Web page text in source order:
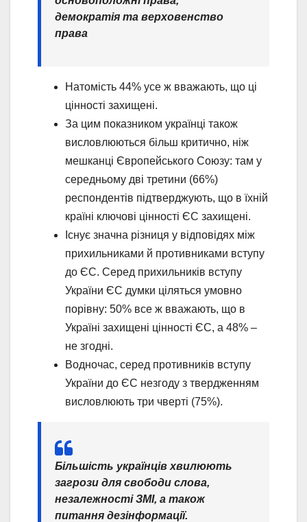
демократія та верховенство
права
Натомість 44% усе ж вважають, що ці
цінності захищені.
За цим показником українці також
висловлюються більш критично, ніж
мешканці Європейського Союзу: там у
середньому дві третини (66%)
респондентів підтверджують, що в їхній
країні ключові цінності ЄС захищені.
Існує значна різниця у відповідях між
прихильниками й противниками вступу
до ЄС. Серед прихильників вступу
України ЄС думки ціляться умовно
порівну: 50% все ж вважають, що в
Україні захищені цінності ЄС, а 48% –
не згодні.
Водночас, серед противників вступу
України до ЄС незгоду з твердженням
висловлюють три чверті (75%).
Більшість українців хвилюють
загрози для свободи слова,
незалежності ЗМІ, а також
питання дезінформації.